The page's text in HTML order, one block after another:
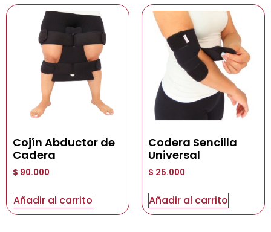
Cojín Abductor de
Cadera
$ 90.000
Añadir al carrito
Codera Sencilla
Universal
$ 25.000
Añadir al carrito